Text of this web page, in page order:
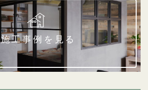
施工事例を見る